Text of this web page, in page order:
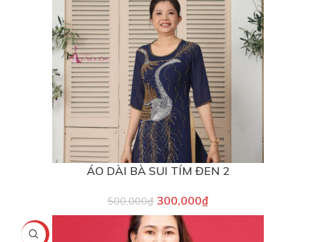
ÁO DÀI BÀ SUI TÍM ĐEN 2
500,000₫ 300,000₫
-25%